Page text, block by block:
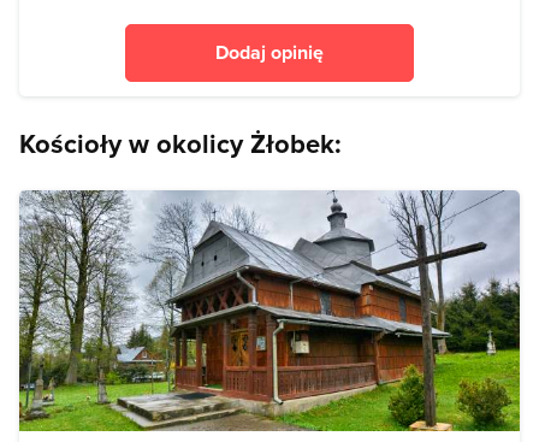
Dodaj opinię
Kościoły w okolicy Żłobek: